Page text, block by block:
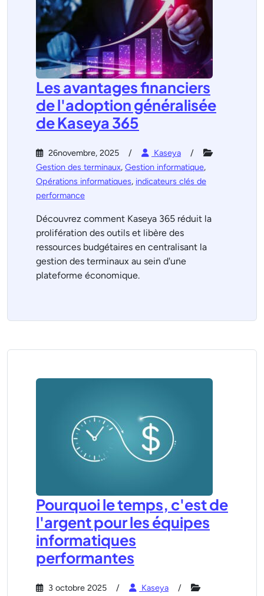
Les avantages financiers
de l'adoption généralisée
de Kaseya 365
26novembre, 2025
Kaseya
Gestion des terminaux, Gestion informatique,
Opérations informatiques, indicateurs clés de
performance
Découvrez comment Kaseya 365 réduit la
prolifération des outils et libère des
ressources budgétaires en centralisant la
gestion des terminaux au sein d'une
plateforme économique.
Pourquoi le temps, c'est de
l'argent pour les équipes
informatiques
performantes
3 octobre 2025
Kaseya